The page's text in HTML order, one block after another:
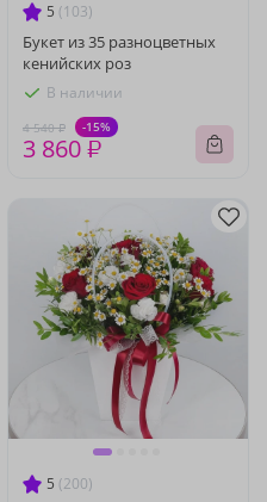
5 (103)
Букет из 35 разноцветных
кенийских роз
В наличии
4 540 ₽ -15%
3 860 ₽
5 (200)